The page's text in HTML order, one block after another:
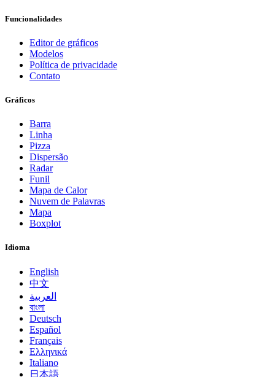
Funcionalidades
Editor de gráficos
Modelos
Política de privacidade
Contato
Gráficos
Barra
Linha
Pizza
Dispersão
Radar
Funil
Mapa de Calor
Nuvem de Palavras
Mapa
Boxplot
Idioma
English
中文
العربية
বাংলা
Deutsch
Español
Français
Ελληνικά
Italiano
日本語